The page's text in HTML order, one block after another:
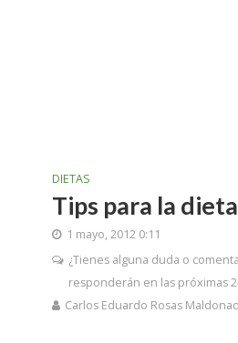
DIETAS
Tips para la
1 mayo, 2012 0:11
¿Tienes alguna duda o
responderán en las próximas
Carlos Eduardo Rosas